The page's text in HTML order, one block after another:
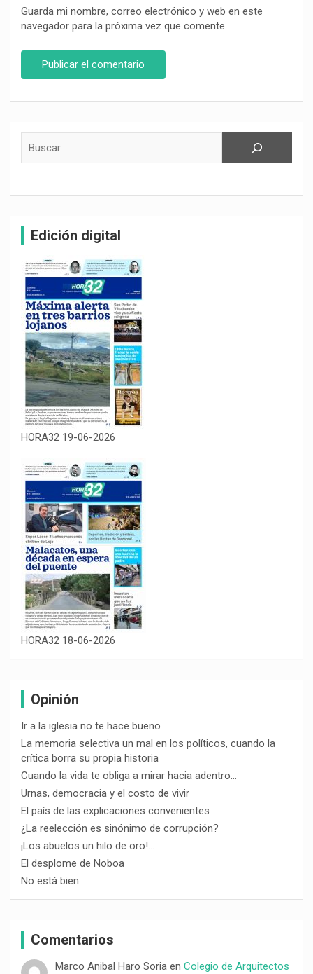
Guarda mi nombre, correo electrónico y web en este
navegador para la próxima vez que comente.
Edición digital
HORA32 19-06-2026
HORA32 18-06-2026
Opinión
Ir a la iglesia no te hace bueno
La memoria selectiva un mal en los políticos, cuando la
crítica borra su propia historia
Cuando la vida te obliga a mirar hacia adentro…
Urnas, democracia y el costo de vivir
El país de las explicaciones convenientes
¿La reelección es sinónimo de corrupción?
¡Los abuelos un hilo de oro!…
El desplome de Noboa
No está bien
Comentarios
Marco Anibal Haro Soriaen Colegio de Arquitectos